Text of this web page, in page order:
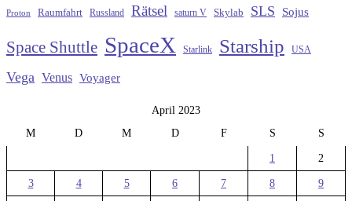
Proton Raumfahrt Russland Rätsel saturn V Skylab SLS Sojus
Space Shuttle SpaceX Starlink Starship USA
Vega Venus Voyager
April 2023
M
D M D F S S
1 2
3 4 5 6 7 8 9